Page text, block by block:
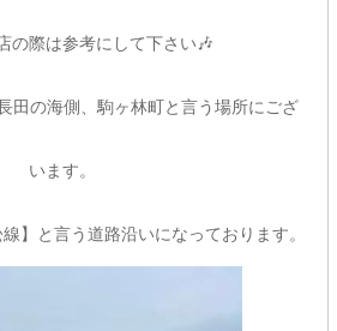
の際は参考にして下さい🎶
田の海側、駒ヶ林町と言う場所にござ
います。
】と言う道路沿いになっております。